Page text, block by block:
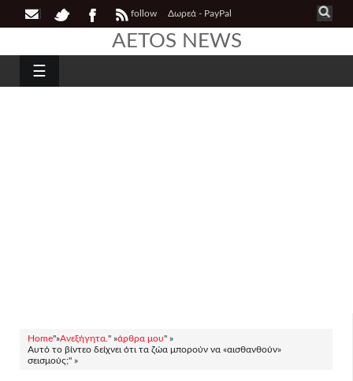
follow Δωρεά - PayPal
AETOS NEWS
☰
Home"»Ανεξήγητα. " »άρθρα μου" »
Αυτό το βίντεο δείχνει ότι τα ζώα μπορούν να «αισθανθούν»
σεισμούς;" »